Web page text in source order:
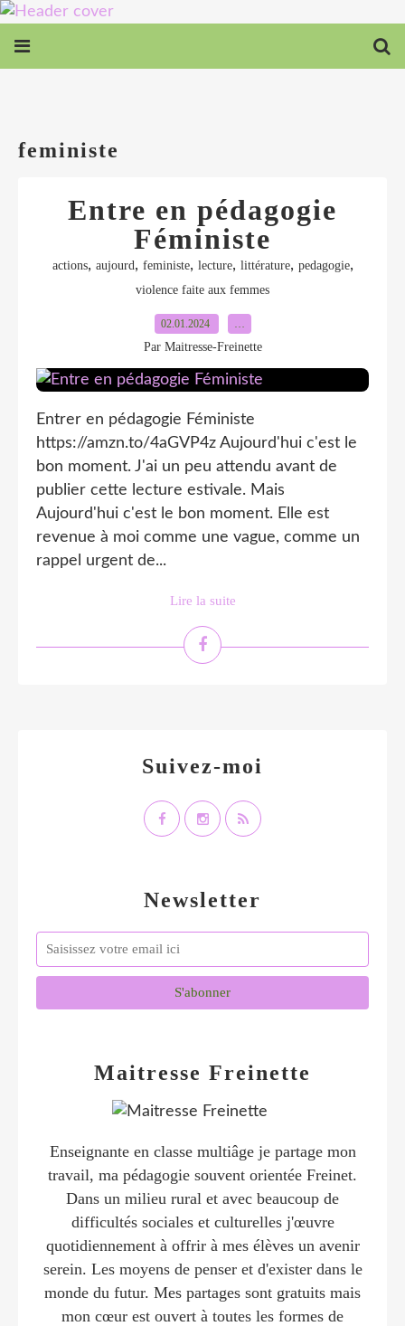
feministe
Entre en pédagogie
Féministe
actions, aujourd, feministe, lecture, littérature, pedagogie,
violence faite aux femmes
02.01.2024 …
Par Maitresse-Freinette
Entrer en pédagogie Féministe
https://amzn.to/4aGVP4z Aujourd'hui c'est le
bon moment. J'ai un peu attendu avant de
publier cette lecture estivale. Mais
Aujourd'hui c'est le bon moment. Elle est
revenue à moi comme une vague, comme un
rappel urgent de...
Lire la suite
Newsletter
Maitresse Freinette
Enseignante en classe multiâge je partage mon
travail, ma pédagogie souvent orientée Freinet.
Dans un milieu rural et avec beaucoup de
difficultés sociales et culturelles j'œuvre
quotidiennement à offrir à mes élèves un avenir
serein. Les moyens de penser et d'exister dans le
monde du futur. Mes partages sont gratuits mais
mon cœur est ouvert à toutes les formes de
Suivez-moi